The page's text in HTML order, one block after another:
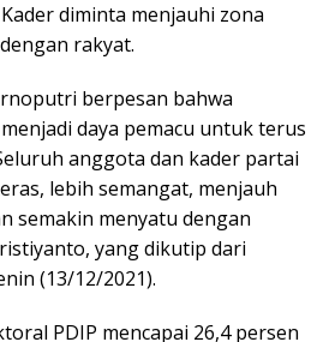
diminta menjauhi zona
rakyat.
berpesan bahwa
daya pemacu untuk terus
anggota dan kader partai
lebih semangat, menjauh
semakin menyatu dengan
yang dikutip dari
(13/12/2021).
PDIP mencapai 26,4 persen